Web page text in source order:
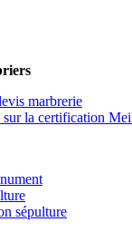
marbrerie
la certification
sépulture